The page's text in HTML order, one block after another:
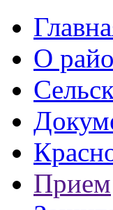
О
Прием